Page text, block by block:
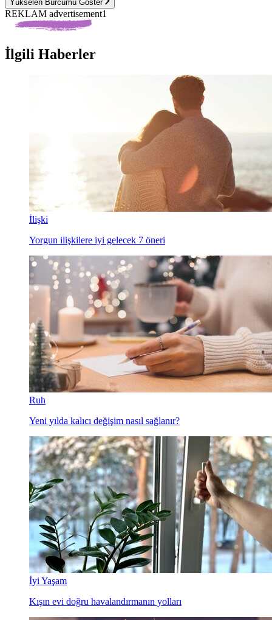
Yükselen Burcumu Göster
REKLAM advertisement1
İlgili Haberler
İlişki
Yorgun ilişkilere iyi gelecek 7 öneri
Ruh
Yeni yılda kalıcı değişim nasıl sağlanır?
İyi Yaşam
Kışın evi doğru havalandırmanın yolları